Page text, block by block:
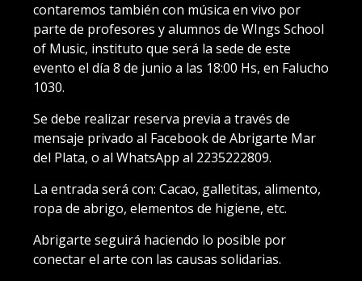
contaremos también con música en vivo por
parte de profesores y alumnos de WIngs School
of Music, instituto que será la sede de este
evento el día 8 de junio a las 18:00 Hs, en Falucho
1030.
Se debe realizar reserva previa a través de
mensaje privado al Facebook de Abrigarte Mar
del Plata, o al WhatsApp al 2235222809.
La entrada será con: Cacao, galletitas, alimento,
ropa de abrigo, elementos de higiene, etc.
Abrigarte seguirá haciendo lo posible por
conectar el arte con las causas solidarias.